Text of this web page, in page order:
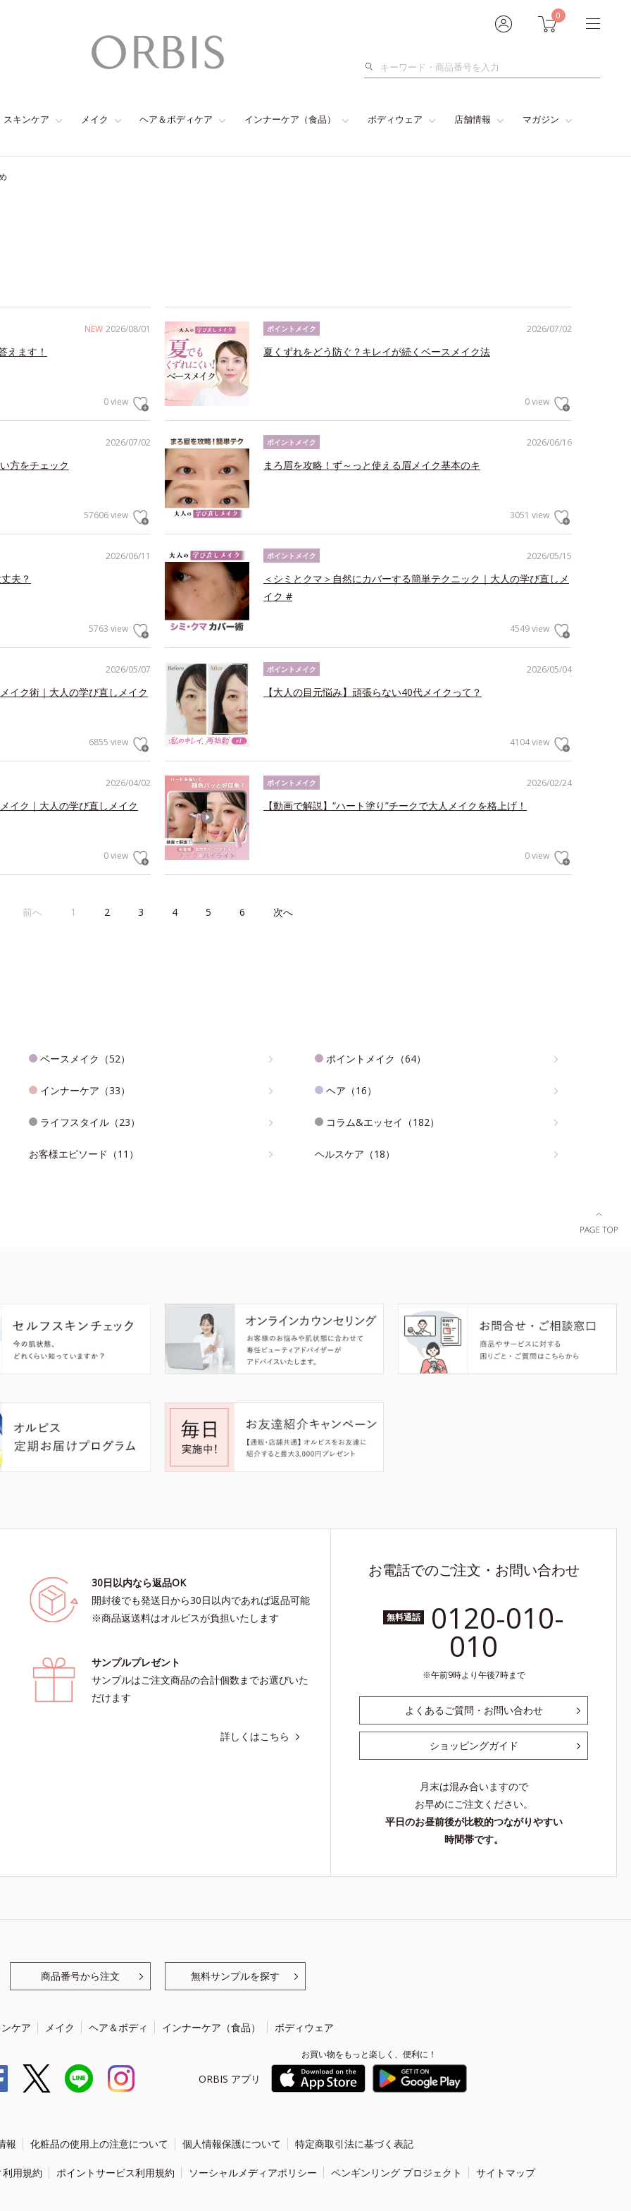
0
検
スキンケア メイク ヘア＆ボディケア インナーケア（食品） ボディウェア 店舗情報 マガジン
NEW 2026/08/01
えます！
0 view
2026/07/02
ポイントメイク
夏くずれをどう防ぐ？キレイが続くベースメイク法
0 view
2026/07/02
方をチェック
57606 view
2026/06/16
ポイントメイク
まろ眉を攻略！ず～っと使える眉メイク基本のキ
3051 view
2026/06/11
夫？
5763 view
2026/05/15
ポイントメイク
＜シミとクマ＞自然にカバーする簡単テクニック｜大人の学び直しメ
イク #
4549 view
2026/05/07
イク術｜大人の学び直しメイク
6855 view
2026/05/04
ポイントメイク
【大人の目元悩み】頑張らない40代メイクって？
4104 view
2026/04/02
イク｜大人の学び直しメイク
0 view
2026/02/24
ポイントメイク
【動画で解説】“ハート塗り”チークで大人メイクを格上げ！
0 view
前へ 1 2 3 4 5 6 次へ
ベースメイク（52） ポイントメイク（64）
インナーケア（33） ヘア（16）
ライフスタイル（23） コラム&エッセイ（182）
お客様エピソード（11） ヘルスケア（18）
30日以内なら返品OK
開封後でも発送日から30日以内であれば返品可能
※商品返送料はオルビスが負担いたします
サンプルプレゼント
サンプルはご注文商品の合計個数までお選びいた
だけます
詳しくはこちら
お電話でのご注文・お問い合わせ
無料通話 0120-010-
010
午前9時より午後7時まで
よくあるご質問・お問い合わせ
ショッピングガイド
月末は混み合いますので
お早めにご注文ください。
平日のお昼前後が比較的つながりやすい
時間帯です。
商品番号から注文 無料サンプルを探す
ケア メイク ヘア＆ボディ インナーケア（食品） ボディウェア
ORBIS アプリ
お買い物をもっと楽しく、便利に！
報 化粧品の使用上の注意について 個人情報保護について 特定商取引法に基づく表記
用規約 ポイントサービス利用規約 ソーシャルメディアポリシー ペンギンリング プロジェクト サイトマップ